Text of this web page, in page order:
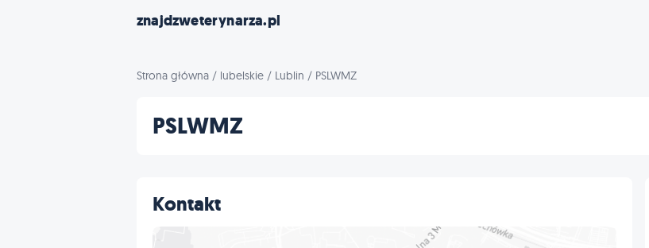
znajdzweterynarza.pl
Strona główna / lubelskie / Lublin / PSLWMZ
PSLWMZ
Kontakt